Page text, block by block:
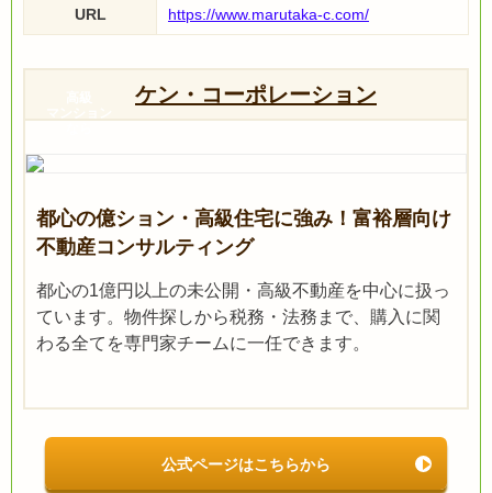
URL https://www.marutaka-c.com/
ケン・コーポレーション
都心の億ション・高級住宅に強み！富裕層向け
不動産コンサルティング
都心の1億円以上の未公開・高級不動産を中心に扱っ
ています。物件探しから税務・法務まで、購入に関
わる全てを専門家チームに一任できます。
公式ページはこちらから